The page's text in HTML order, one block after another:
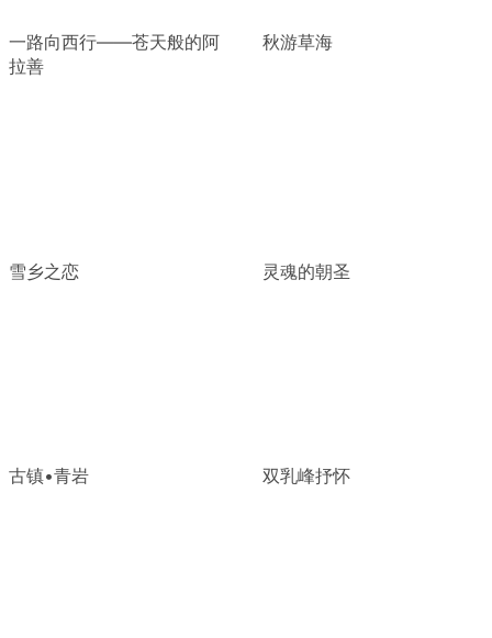
一路向西行——苍天般的阿
拉善
秋游草海
雪乡之恋 灵魂的朝圣
古镇•青岩 双乳峰抒怀